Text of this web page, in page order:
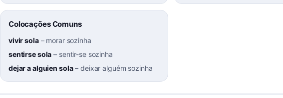
Colocações Comuns
vivir sola– morar sozinha
sentirse sola – sentir-se sozinha
dejar a alguien sola–deixar alguém sozinha